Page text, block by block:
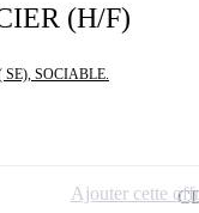
(H/F)
SOCIABLE.
Ajouter cette